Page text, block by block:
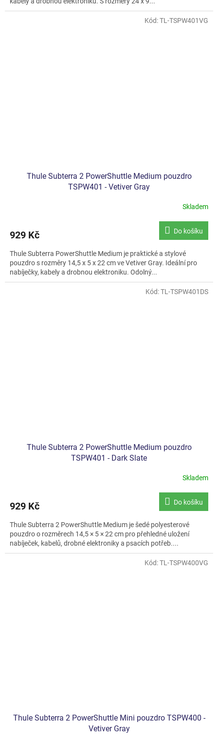
Thule Subterra 2 PowerShuttle Medium pouzdro
TSPW401 - Vetiver Gray
Skladem
929 Kč Do košíku
Thule Subterra PowerShuttle Medium je praktické a stylové
pouzdro s rozměry 14,5 x 5 x 22 cm ve Vetiver Gray. Ideální pro
nabíječky, kabely a drobnou elektroniku. Odolný...
Kód:TL-TSPW401VG
Thule Subterra 2 PowerShuttle Medium pouzdro
TSPW401 - Dark Slate
Skladem
929 Kč Do košíku
Thule Subterra 2 PowerShuttle Medium je šedé polyesterové
pouzdro o rozměrech 14,5 × 5 × 22 cm pro přehledné uložení
nabíječek, kabelů, drobné elektroniky a psacích potřeb....
Kód:TL-TSPW401DS
Thule Subterra 2 PowerShuttle Mini pouzdro TSPW400 -
Vetiver Gray
Kód:TL-TSPW400VG